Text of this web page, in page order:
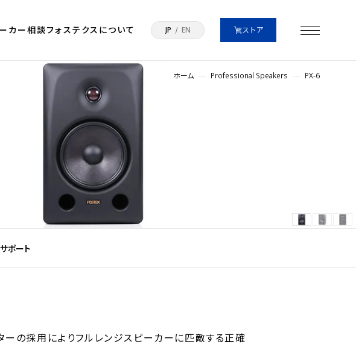
カー相談フォステクスについて JP EN ストア
ホーム Professional Speakers PX-6
サポート
の採用によりフルレンジスピーカーに匹敵する正確